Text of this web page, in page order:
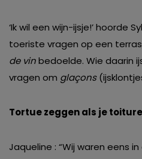
‘Ik wil een wijn-ijsje!’ hoorde
toeriste vragen op een
de vinbedoelde. Wie daarin
vragen om glaçons
Tortue zeggen als je
Jaqueline : “Wij waren eens